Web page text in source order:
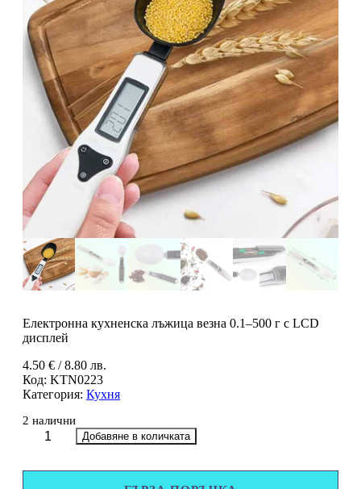
Електронна кухненска лъжица везна 0.1–500 г с LCD
дисплей
4.50 € / 8.80 лв.
Код: KTN0223
Категория: Кухня
2 налични
количествоДобавяне в количката